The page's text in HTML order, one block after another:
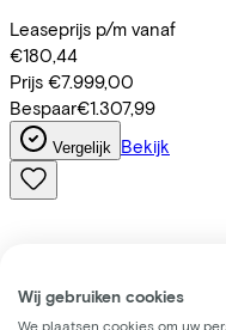
Leaseprijs p/m vanaf
€180,44
Prijs €7.999,00
Bespaar€1.307,99
Vergelijk Bekijk
Wij gebruiken cookies
We plaatsen cookies om uw